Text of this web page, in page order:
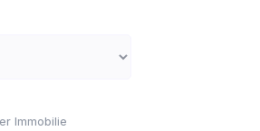
Immobilie